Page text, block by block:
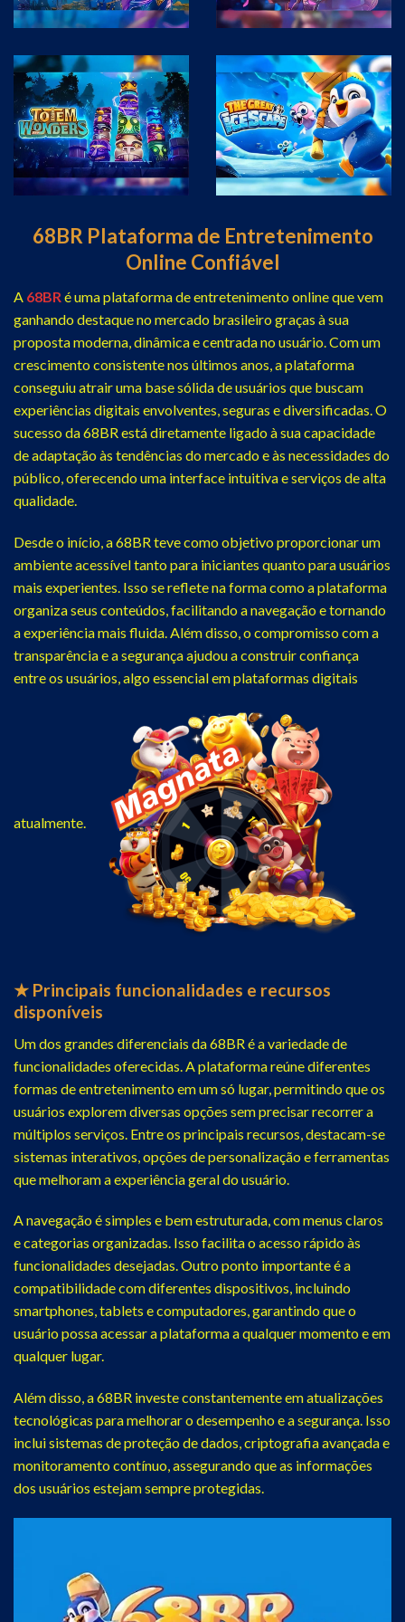
68BR Plataforma de Entretenimento
Online Confiável
A 68BRé uma plataforma de entretenimento online que vem
ganhando destaque no mercado brasileiro graças à sua
proposta moderna, dinâmica e centrada no usuário. Com um
crescimento consistente nos últimos anos, a plataforma
conseguiu atrair uma base sólida de usuários que buscam
experiências digitais envolventes, seguras e diversificadas. O
sucesso da 68BR está diretamente ligado à sua capacidade
de adaptação às tendências do mercado e às necessidades do
público, oferecendo uma interface intuitiva e serviços de alta
qualidade.
Desde o início, a 68BR teve como objetivo proporcionar um
ambiente acessível tanto para iniciantes quanto para usuários
mais experientes. Isso se reflete na forma como a plataforma
organiza seus conteúdos, facilitando a navegação e tornando
a experiência mais fluida. Além disso, o compromisso com a
transparência e a segurança ajudou a construir confiança
entre os usuários, algo essencial em plataformas digitais
atualmente.
★ Principais funcionalidades e recursos
disponíveis
Um dos grandes diferenciais da 68BR é a variedade de
funcionalidades oferecidas. A plataforma reúne diferentes
formas de entretenimento em um só lugar, permitindo que os
usuários explorem diversas opções sem precisar recorrer a
múltiplos serviços. Entre os principais recursos, destacam-se
sistemas interativos, opções de personalização e ferramentas
que melhoram a experiência geral do usuário.
A navegação é simples e bem estruturada, com menus claros
e categorias organizadas. Isso facilita o acesso rápido às
funcionalidades desejadas. Outro ponto importante é a
compatibilidade com diferentes dispositivos, incluindo
smartphones, tablets e computadores, garantindo que o
usuário possa acessar a plataforma a qualquer momento e em
qualquer lugar.
Além disso, a 68BR investe constantemente em atualizações
tecnológicas para melhorar o desempenho e a segurança. Isso
inclui sistemas de proteção de dados, criptografia avançada e
monitoramento contínuo, assegurando que as informações
dos usuários estejam sempre protegidas.